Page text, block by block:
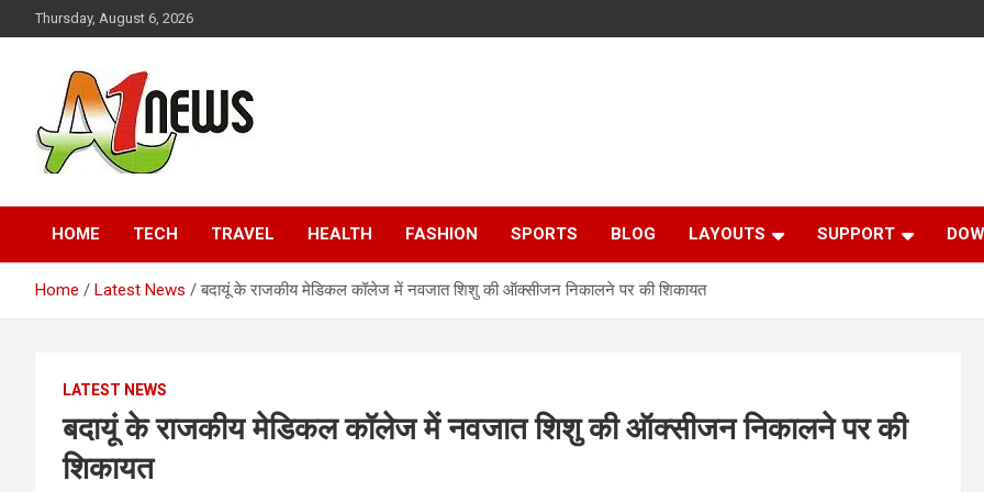
to
Thursday, August 6, 2026
A1news.in
HOME TECH TRAVEL HEALTH FASHION SPORTS BLOG LAYOUTS SUPPORT
Home Latest News बदायूं के राजकीय मेडिकल कॉलेज में नवजात शिशु की ऑक्सीजन निकालने पर की शिकायत
LATEST NEWS
बदायूं के राजकीय मेडिकल कॉलेज में नवजात शिशु की ऑक्सीजन निकालने पर की
शिकायत